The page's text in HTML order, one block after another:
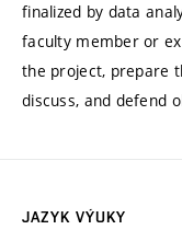
finalized by data
faculty member or
the project, prepare
discuss, and defend
JAZYK VÝUKY